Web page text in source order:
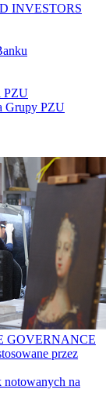
INVESTORS
PZU
Grupy PZU
GOVERNANCE
przez
notowanych na